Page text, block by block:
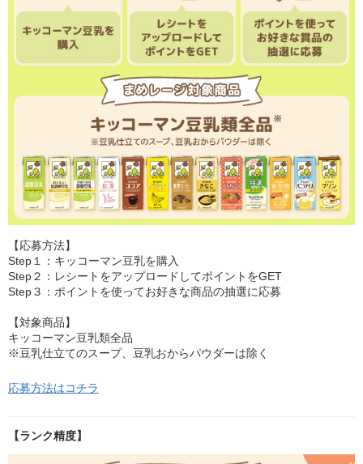
【応募方法】
Step１：キッコーマン豆乳を購入
Step２：レシートをアップロードしてポイントをGET
Step３：ポイントを使ってお好きな商品の抽選に応募
【対象商品】
キッコーマン豆乳類全品
※豆乳仕立てのスープ、豆乳おからパウダーは除く
応募方法はコチラ
【ランク精度】